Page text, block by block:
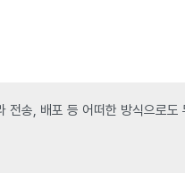
전송, 배포 등 어떠한 방식으로도